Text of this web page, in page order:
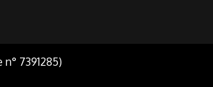
7391285)